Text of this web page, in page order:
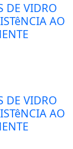
DE VIDRO
AO
DE VIDRO
AO